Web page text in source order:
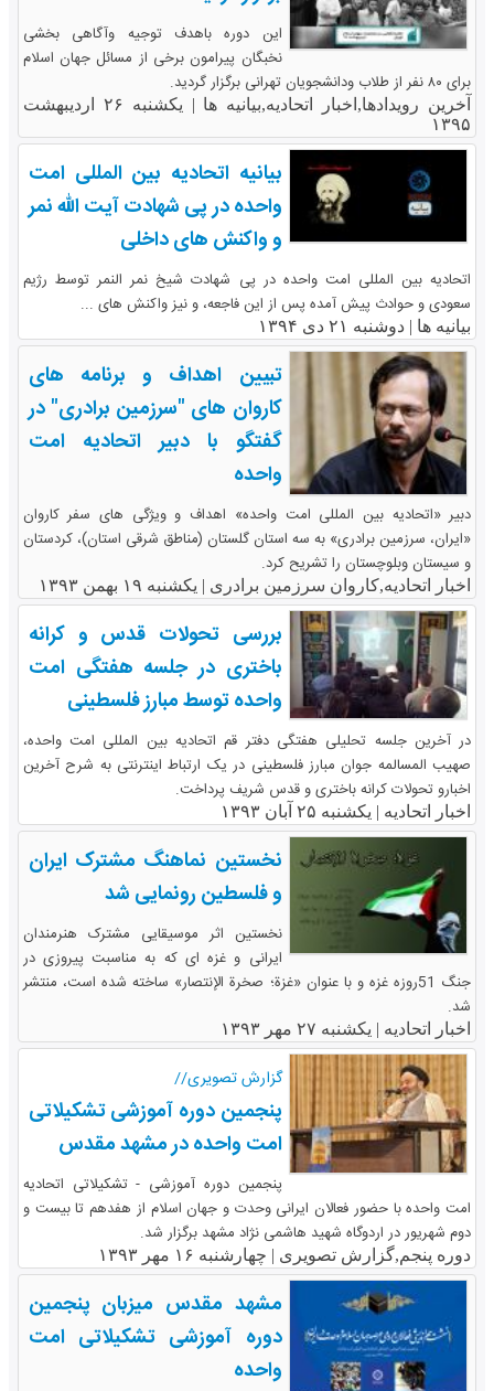
این دوره باهدف توجیه وآگاهی بخشی
نخبگان پیرامون برخی از مسائل جهان اسلام
برای ۸۰ نفر از طلاب ودانشجویان تهرانی برگزار گردید.
آخرین رویدادها,اخبار اتحادیه,بیانیه ها |
یکشنبه ۲۶ اردیبهشت
۱۳۹۵
بیانیه اتحادیه بین المللی امت
واحده در پی شهادت آیت الله نمر
و واکنش های داخلی
اتحادیه بین المللی امت واحده در پی شهادت شیخ نمر النمر توسط رژیم
سعودی و حوادث پیش آمده پس از این فاجعه، و نیز واکنش های ...
بیانیه ها | دوشنبه ۲۱ دی ۱۳۹۴
تبیین اهداف و برنامه های
کاروان های "سرزمین برادری" در
گفتگو با دبیر اتحادیه امت
واحده
دبیر «اتحادیه بین المللی امت واحده» اهداف و ویژگی های سفر کاروان
«ایران، سرزمین برادری» به سه استان گلستان (مناطق شرقی استان)، کردستان
و سیستان وبلوچستان را تشریح کرد.
اخبار اتحادیه,کاروان سرزمین برادری | یکشنبه ۱۹ بهمن ۱۳۹۳
بررسی تحولات قدس و کرانه
باختری در جلسه هفتگی امت
واحده توسط مبارز فلسطینی
در آخرین جلسه تحلیلی هفتگی دفتر قم اتحادیه بین المللی امت واحده،
صهیب المسالمه جوان مبارز فلسطینی در یک ارتباط اینترنتی به شرح آخرین
اخبارو تحولات کرانه باختری و قدس شریف پرداخت.
اخبار اتحادیه | یکشنبه ۲۵ آبان ۱۳۹۳
نخستین نماهنگ مشترک ایران
و فلسطین رونمایی شد
نخستین اثر موسیقایی مشترک هنرمندان
ایرانی و غزه ای که به مناسبت پیروزی در
جنگ 51روزه غزه و با عنوان «غزة؛ صخرة الإنتصار» ساخته شده است، منتشر
شد.
اخبار اتحادیه | یکشنبه ۲۷ مهر ۱۳۹۳
گزارش تصویری//
پنجمین دوره آموزشی تشکیلاتی
امت واحده در مشهد مقدس
پنجمین دوره آموزشی - تشکیلاتی اتحادیه
امت واحده با حضور فعالان ایرانی وحدت و جهان اسلام از هفدهم تا بیست و
دوم شهریور در اردوگاه شهید هاشمی نژاد مشهد برگزار شد.
دوره پنجم,گزارش تصویری | چهارشنبه ۱۶ مهر ۱۳۹۳
مشهد مقدس میزبان پنجمین
دوره آموزشی تشکیلاتی امت
واحده